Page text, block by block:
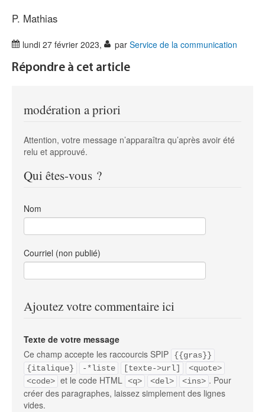
P. Mathias
lundi 27 février 2023, par Service de la communication
Répondre à cet article
modération a priori
Attention, votre message n’apparaîtra qu’après avoir été
relu et approuvé.
Qui êtes-vous ?
Nom
Courriel (non publié)
Ajoutez votre commentaire ici
Texte de votre message
Ce champ accepte les raccourcis SPIP
{{gras}}
{italique}
-*liste [texte->url]
<quote>
<code> et le code HTML <q> <del> <ins> . Pour
créer des paragraphes, laissez simplement des lignes
vides.